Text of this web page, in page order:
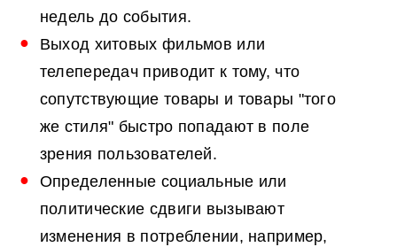
недель до события.
Выход хитовых фильмов или
телепередач приводит к тому, что
сопутствующие товары и товары "того
же стиля" быстро попадают в поле
зрения пользователей.
Определенные социальные или
политические сдвиги вызывают
изменения в потреблении, например,